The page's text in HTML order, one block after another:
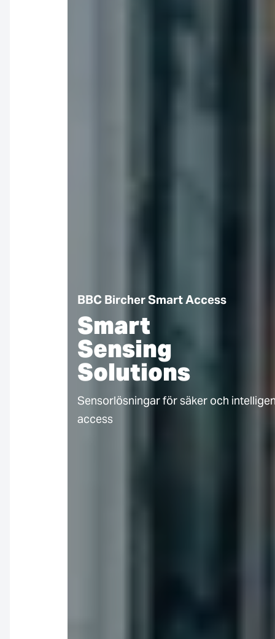
BBC Bircher Smart Access
Smart
Sensing
Solutions
Sensorlösningar för säker och
access